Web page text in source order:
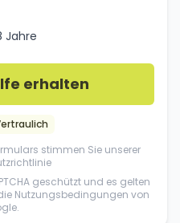
Jahre
erhalten
stimmen Sie unserer
geschützt und es gelten
Nutzungsbedingungen von